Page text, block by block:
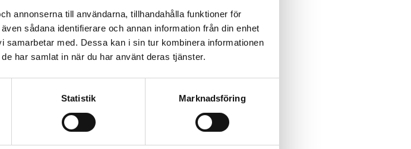
annonserna till användarna, tillhandahålla funktioner för
sådana identifierare och annan information från din enhet
med. Dessa kan i sin tur kombinera informationen
har samlat in när du har använt deras tjänster.
Statistik Marknadsföring